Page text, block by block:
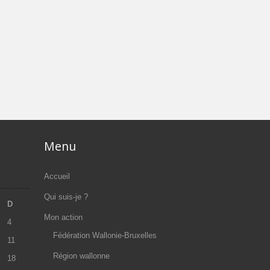
D
4
11
18
Menu
Accueil
Qui suis-je ?
Mon action
Fédération Wallonie-Bruxelles
Région wallonne